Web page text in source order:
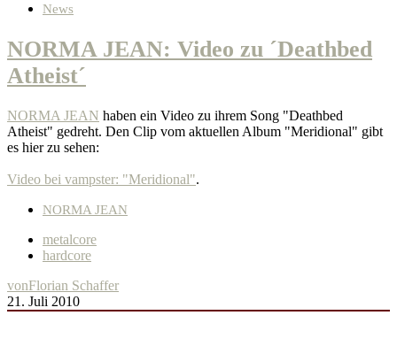
News
NORMA JEAN: Video zu ´Deathbed
Atheist´
NORMA JEAN haben ein Video zu ihrem Song "Deathbed
Atheist" gedreht. Den Clip vom aktuellen Album "Meridional" gibt
es hier zu sehen:
Video bei vampster: "Meridional".
NORMA JEAN
metalcore
hardcore
vonFlorian Schaffer
21. Juli 2010